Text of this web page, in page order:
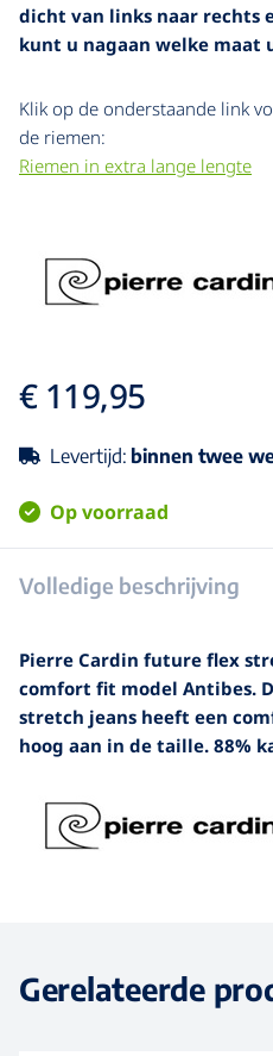
dicht van links naar rechts
kunt u nagaan welke maat
Klik op de onderstaande link
de riemen:
Riemen in extra lange lengte
€ 119,95
Levertijd: binnen twee
Op voorraad
Volledige beschrijving
Pierre Cardin future flex
comfort fit model Antibes.
stretch jeans heeft een
hoog aan in de taille. 88%
Gerelateerde